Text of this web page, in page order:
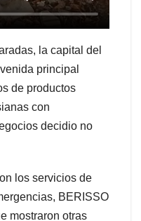
la capital del
principal
de productos
con
decidio no
los servicios de
BERISSO
mostraron otras